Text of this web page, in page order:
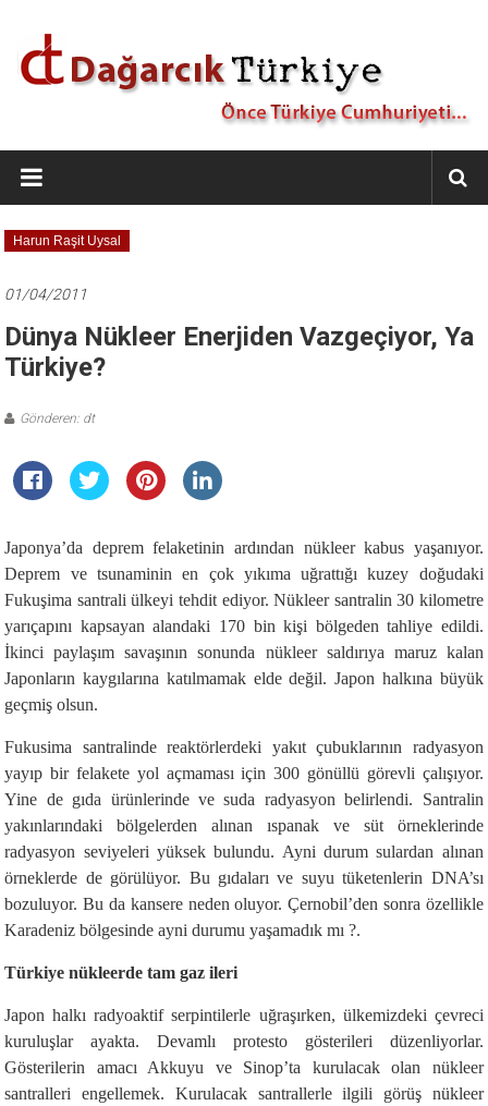
Dağarcık
Türkiye
Önce
Türkiye
Harun Raşit Uysal
01/04/2011
Dünya Nükleer Enerjiden Vazgeçiyor, Ya
Türkiye?
Gönderen: dt
Japonya’da deprem felaketinin ardından nükleer kabus yaşanıyor.
Deprem ve tsunaminin en çok yıkıma uğrattığı kuzey doğudaki
Fukuşima santrali ülkeyi tehdit ediyor. Nükleer santralin 30 kilometre
yarıçapını kapsayan alandaki 170 bin kişi bölgeden tahliye edildi.
İkinci paylaşım savaşının sonunda nükleer saldırıya maruz kalan
Japonların kaygılarına katılmamak elde değil. Japon halkına büyük
geçmiş olsun.
Fukusima santralinde reaktörlerdeki yakıt çubuklarının radyasyon
yayıp bir felakete yol açmaması için 300 gönüllü görevli çalışıyor.
Yine de gıda ürünlerinde ve suda radyasyon belirlendi. Santralin
yakınlarındaki bölgelerden alınan ıspanak ve süt örneklerinde
radyasyon seviyeleri yüksek bulundu. Ayni durum sulardan alınan
örneklerde de görülüyor. Bu gıdaları ve suyu tüketenlerin DNA’sı
bozuluyor. Bu da kansere neden oluyor. Çernobil’den sonra özellikle
Karadeniz bölgesinde ayni durumu yaşamadık mı ?.
Türkiye nükleerde tam gaz ileri
Japon halkı radyoaktif serpintilerle uğraşırken, ülkemizdeki çevreci
kuruluşlar ayakta. Devamlı protesto gösterileri düzenliyorlar.
Gösterilerin amacı Akkuyu ve Sinop’ta kurulacak olan nükleer
santralleri engellemek. Kurulacak santrallerle ilgili görüş nükleer